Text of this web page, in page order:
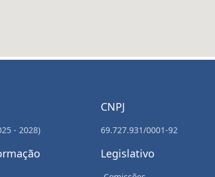
- 2028)
CNPJ
69.727.931/0001-92
Legislativo